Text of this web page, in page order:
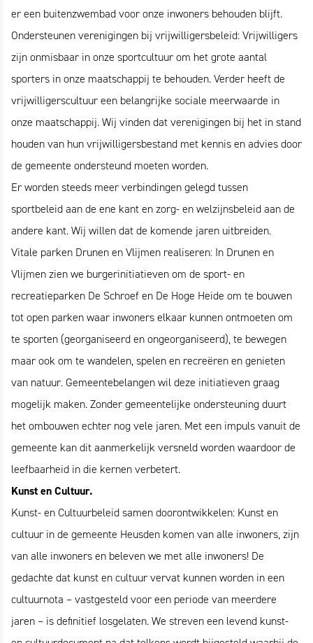
er een buitenzwembad voor onze inwoners behouden blijft.
Ondersteunen verenigingen bij vrijwilligersbeleid: Vrijwilligers
zijn onmisbaar in onze sportcultuur om het grote aantal
sporters in onze maatschappij te behouden. Verder heeft de
vrijwilligerscultuur een belangrijke sociale meerwaarde in
onze maatschappij. Wij vinden dat verenigingen bij het in stand
houden van hun vrijwilligersbestand met kennis en advies door
de gemeente ondersteund moeten worden.
Er worden steeds meer verbindingen gelegd tussen
sportbeleid aan de ene kant en zorg- en welzijnsbeleid aan de
andere kant. Wij willen dat de komende jaren uitbreiden.
Vitale parken Drunen en Vlijmen realiseren: In Drunen en
Vlijmen zien we burgerinitiatieven om de sport- en
recreatieparken De Schroef en De Hoge Heide om te bouwen
tot open parken waar inwoners elkaar kunnen ontmoeten om
te sporten (georganiseerd en ongeorganiseerd), te bewegen
maar ook om te wandelen, spelen en recreëren en genieten
van natuur. Gemeentebelangen wil deze initiatieven graag
mogelijk maken. Zonder gemeentelijke ondersteuning duurt
het ombouwen echter nog vele jaren. Met een impuls vanuit de
gemeente kan dit aanmerkelijk versneld worden waardoor de
leefbaarheid in die kernen verbetert.
Kunst en Cultuur.
Kunst- en Cultuurbeleid samen doorontwikkelen: Kunst en
cultuur in de gemeente Heusden komen van alle inwoners, zijn
van alle inwoners en beleven we met alle inwoners! De
gedachte dat kunst en cultuur vervat kunnen worden in een
cultuurnota – vastgesteld voor een periode van meerdere
jaren – is definitief losgelaten. We streven een levend kunst-